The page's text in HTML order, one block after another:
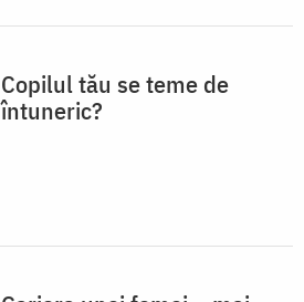
Copilul tău se teme de
întuneric?